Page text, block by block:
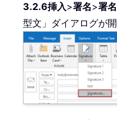
3.2.6挿入>署名>署名
型文」ダイアログが開